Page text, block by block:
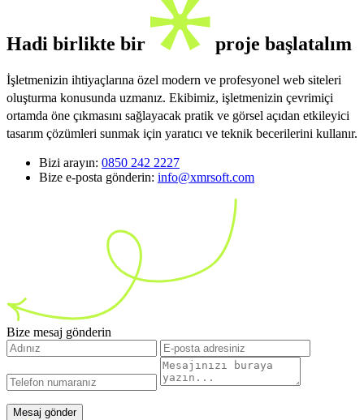
Hadi birlikte bir proje başlatalım
İşletmenizin ihtiyaçlarına özel modern ve profesyonel web siteleri
oluşturma konusunda uzmanız. Ekibimiz, işletmenizin çevrimiçi
ortamda öne çıkmasını sağlayacak pratik ve görsel açıdan etkileyici
tasarım çözümleri sunmak için yaratıcı ve teknik becerilerini kullanır.
Bizi arayın: 0850 242 2227
Bize e-posta gönderin: info@xmrsoft.com
Bize mesaj gönderin
Mesaj gönder